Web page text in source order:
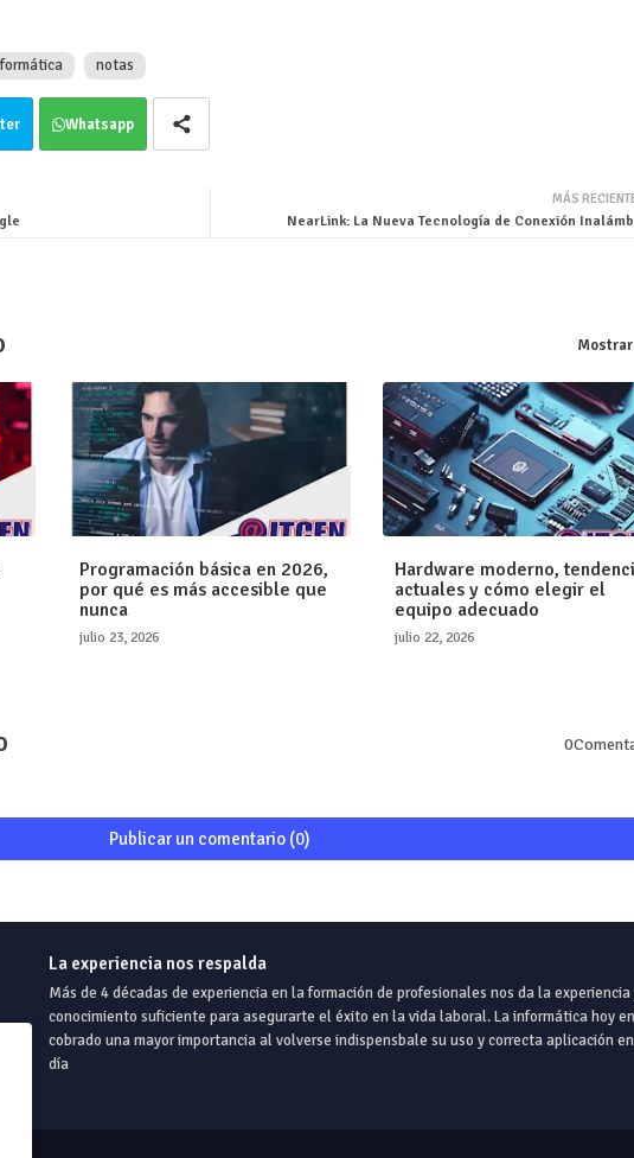
notas
Whatsapp
MÁS
NearLink: La Nueva Tecnología de Conexión
Programación básica en 2026,
por qué es más accesible que
nunca
julio 23, 2026
Hardware moderno,
actuales y cómo elegir el
equipo adecuado
julio 22, 2026
Publicar un comentario (0)
La experiencia nos respalda
Más de 4 décadas de experiencia en la formación de profesionales nos da la experiencia
conocimiento suficiente para asegurarte el éxito en la vida laboral. La informática hoy
cobrado una mayor importancia al volverse indispensbale su uso y correcta aplicación
día